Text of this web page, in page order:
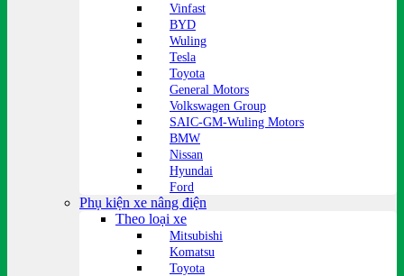
Vinfast
BYD
Wuling
Tesla
Toyota
General Motors
Volkswagen Group
SAIC-GM-Wuling Motors
BMW
Nissan
Hyundai
Ford
Phụ kiện xe nâng điện
Theo loại xe
Mitsubishi
Komatsu
Toyota